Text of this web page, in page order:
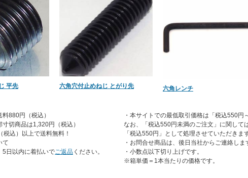
平先 六角穴付止めねじ とがり先 六角レンチ
料880円（税込）
切商品は1,320円（税込）
税込）以上で送料無料！
て
5日以内に着払いでご返品 ください。
・本サイトでの最低取引価格は「税込550円
なお、「税込550円未満のご注文」に関しては
「税込550円」として処理させていただきます
・お問合せ商品は、後日当社からご連絡しま
・小数点以下切り上げです。
※箱単価＝1本当たりの価格です。